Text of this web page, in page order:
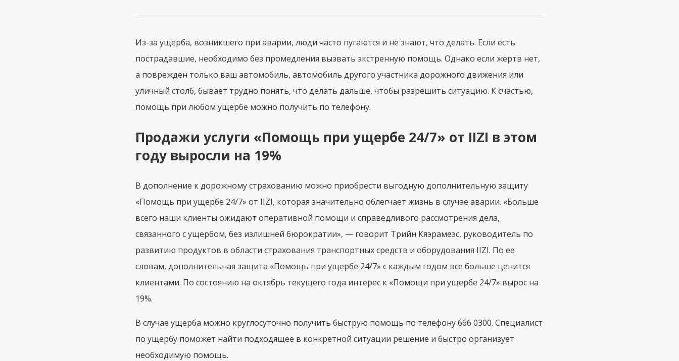
Из-за ущерба, возникшего при аварии, люди часто пугаются и не знают, что делать. Если есть
пострадавшие, необходимо без промедления вызвать экстренную помощь. Однако если жертв нет,
а поврежден только ваш автомобиль, автомобиль другого участника дорожного движения или
уличный столб, бывает трудно понять, что делать дальше, чтобы разрешить ситуацию. К счастью,
помощь при любом ущербе можно получить по телефону.
Продажи услуги «Помощь при ущербе 24/7» от IIZI в этом
году выросли на 19%
В дополнение к дорожному страхованию можно приобрести выгодную дополнительную защиту
«Помощь при ущербе 24/7» от IIZI, которая значительно облегчает жизнь в случае аварии. «Больше
всего наши клиенты ожидают оперативной помощи и справедливого рассмотрения дела,
связанного с ущербом, без излишней бюрократии», — говорит Трийн Кяэрамеэс, руководитель по
развитию продуктов в области страхования транспортных средств и оборудования IIZI. По ее
словам, дополнительная защита «Помощь при ущербе 24/7» с каждым годом все больше ценится
клиентами. По состоянию на октябрь текущего года интерес к «Помощи при ущербе 24/7» вырос на
19%.
В случае ущерба можно круглосуточно получить быструю помощь по телефону 666 0300. Специалист
по ущербу поможет найти подходящее в конкретной ситуации решение и быстро организует
необходимую помощь.